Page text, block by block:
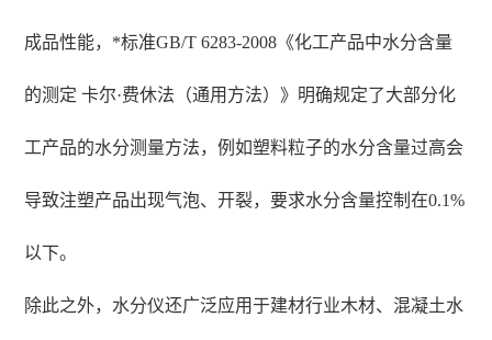
成品性能，*标准GB/T 6283-2008《化工产品中水分含量
的测定 卡尔·费休法（通用方法）》明确规定了大部分化
工产品的水分测量方法，例如塑料粒子的水分含量过高会
导致注塑产品出现气泡、开裂，要求水分含量控制在0.1%
以下。
除此之外，水分仪还广泛应用于建材行业木材、混凝土水